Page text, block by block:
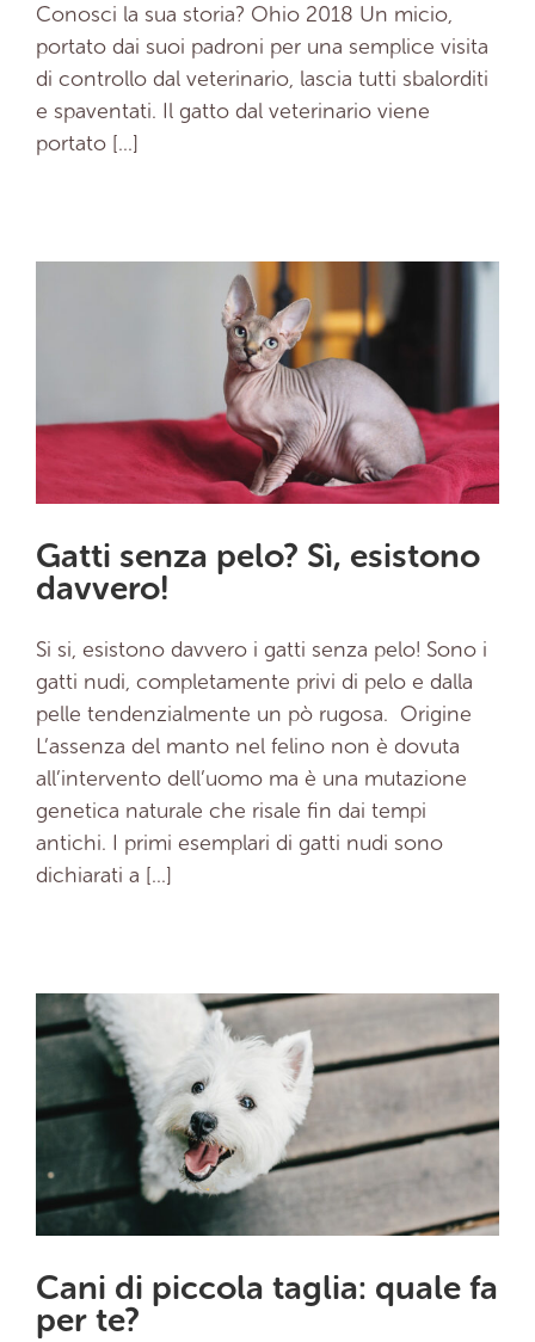
Conosci la sua storia? Ohio 2018 Un micio,
portato dai suoi padroni per una semplice visita
di controllo dal veterinario, lascia tutti sbalorditi
e spaventati. Il gatto dal veterinario viene
portato [...]
Gatti senza pelo? Sì, esistono
davvero!
Si si, esistono davvero i gatti senza pelo! Sono i
gatti nudi, completamente privi di pelo e dalla
pelle tendenzialmente un pò rugosa. Origine
L’assenza del manto nel felino non è dovuta
all’intervento dell’uomo ma è una mutazione
genetica naturale che risale fin dai tempi
antichi. I primi esemplari di gatti nudi sono
dichiarati a [...]
Cani di piccola taglia: quale fa
per te?